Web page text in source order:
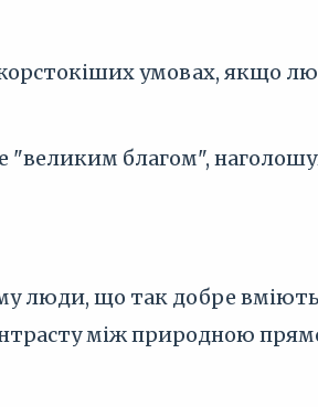
умовах, якщо
"великим благом",
люди, що так добре
між природною